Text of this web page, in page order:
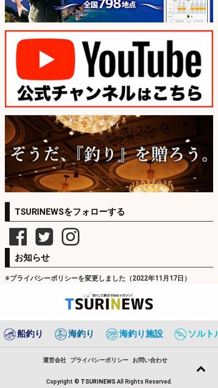
TSURINEWSをフォローする
お知らせ
※プライバシーポリシーを変更しました（2022年11月17日）
船釣り 海釣り 海釣り施設 ソルト
運営会社 プライバシーポリシー お問い合わせ
Copyright © TSURINEWS All Rights Reserved.